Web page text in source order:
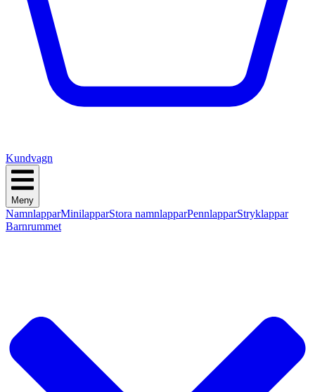
Kundvagn
Meny
NamnlapparMinilapparStora namnlapparPennlapparStryklappar
Barnrummet